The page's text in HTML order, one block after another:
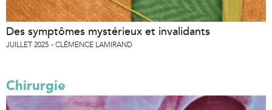
Des symptômes mystérieux et invalidants
JUILLET 2025 CLÉMENCE LAMIRAND
Chirurgie